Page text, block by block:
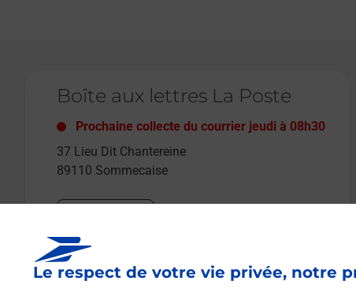
Le respect de votre vie privée, notre
Boîte aux lettres La Poste
Prochaine collecte du courrier jeudi à 08h30
37 Lieu Dit Chantereine
89110 Sommecaise
Le lien s'ouvre dans un nouvel onglet